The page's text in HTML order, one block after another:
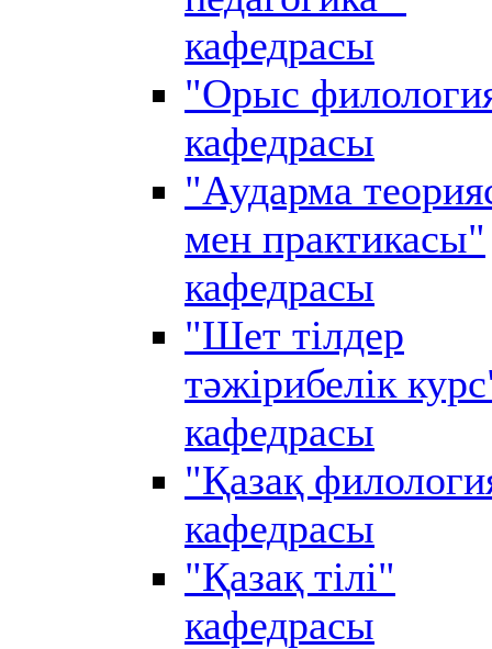
кафедрасы
"Орыс
кафедрасы
"Аударма
мен практикасы"
кафедрасы
"Шет тілдер
тәжірибелік
кафедрасы
"Қазақ
кафедрасы
"Қазақ тілі"
кафедрасы